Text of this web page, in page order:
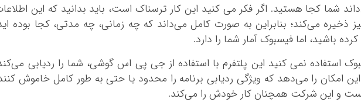
شما کجا هستید. اگر فکر می‌ کنید این کار ترسناک است، باید بدانید که این
ذخیره می‌کند؛ بنابراین به صورت کامل می‌داند که چه زمانی، چه مدتی، کجا بوده
باشید، اما فیسبوک آمار شما را دارد.
استفاده نمی‌ کنید این پلتفرم با استفاده از جی پی اس گوشی، شما را ردیابی
امکان را می‌دهد که ویژگی ردیابی برنامه را محدود یا حتی به طور کامل خاموش
و این شرکت همچنان کار خودش را می‌کند.